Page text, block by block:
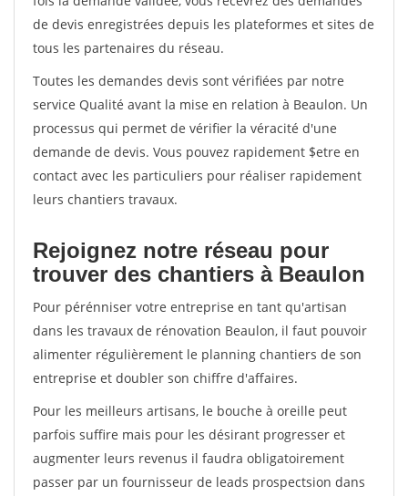
de devis enregistrées depuis les plateformes et sites de
tous les partenaires du réseau.
Toutes les demandes devis sont vérifiées par notre
service Qualité avant la mise en relation à Beaulon. Un
processus qui permet de vérifier la véracité d'une
demande de devis. Vous pouvez rapidement $etre en
contact avec les particuliers pour réaliser rapidement
leurs chantiers travaux.
Rejoignez notre réseau pour
trouver des chantiers à Beaulon
Pour pérénniser votre entreprise en tant qu'artisan
dans les travaux de rénovation Beaulon, il faut pouvoir
alimenter régulièrement le planning chantiers de son
entreprise et doubler son chiffre d'affaires.
Pour les meilleurs artisans, le bouche à oreille peut
parfois suffire mais pour les désirant progresser et
augmenter leurs revenus il faudra obligatoirement
passer par un fournisseur de leads prospectsion dans